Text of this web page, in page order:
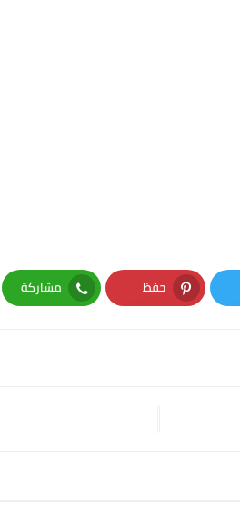
حفظ
Pinterest
مشاركة
Whatsapp